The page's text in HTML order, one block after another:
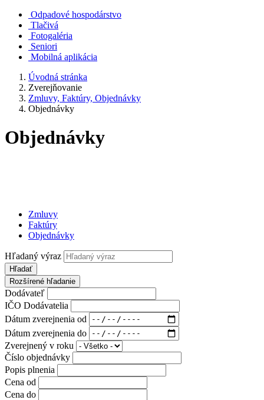
Odpadové hospodárstvo
Tlačivá
Fotogaléria
Seniori
Mobilná aplikácia
Úvodná stránka
Zverejňovanie
Zmluvy, Faktúry, Objednávky
Objednávky
Objednávky
Zmluvy
Faktúry
Objednávky
Hľadaný výraz
Hľadať
Rozšírené hľadanie
Dodávateľ
IČO Dodávatelia
Dátum zverejnenia od
Dátum zverejnenia do
Zverejnený v roku
Číslo objednávky
Popis plnenia
Cena od
Cena do